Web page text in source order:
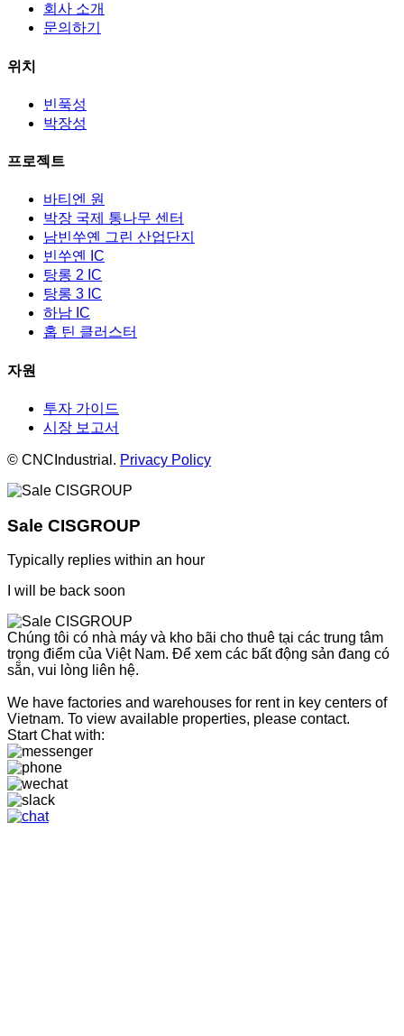
회사 소개
문의하기
위치
빈푹성
박장성
프로젝트
바티엔 원
박장 국제 통나무 센터
남빈쑤옌 그린 산업단지
빈쑤옌 IC
탕롱 2 IC
탕롱 3 IC
하남 IC
홉 틴 클러스터
자원
투자 가이드
시장 보고서
© CNCIndustrial. Privacy Policy
Sale CISGROUP
Typically replies within an hour
I will be back soon
Chúng tôi có nhà máy và kho bãi cho thuê tại các trung tâm
trọng điểm của Việt Nam. Để xem các bất động sản đang có
sẵn, vui lòng liên hệ.
We have factories and warehouses for rent in key centers of
Vietnam. To view available properties, please contact.
Start Chat with: